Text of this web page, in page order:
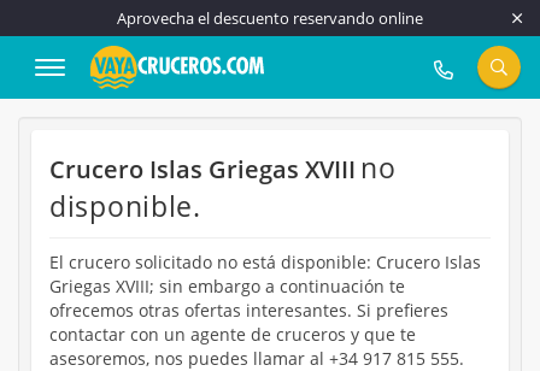
Aprovecha el descuento reservando online
917 815 555
Crucero Islas Griegas XVIII no
disponible.
El crucero solicitado no está disponible: Crucero Islas
Griegas XVIII; sin embargo a continuación te
ofrecemos otras ofertas interesantes. Si prefieres
contactar con un agente de cruceros y que te
asesoremos, nos puedes llamar al +34 917 815 555.